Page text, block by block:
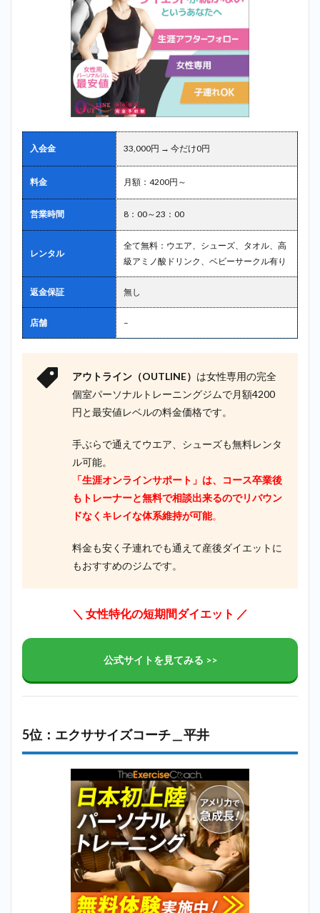
入会金 33,000円 → 今だけ0円
料金 月額：4200円～
営業時間 8：00～23：00
レンタル
全て無料：ウエア、シューズ、タオル、高
級アミノ酸ドリンク、ベビーサークル有り
返金保証 無し
店舗 –
アウトライン（OUTLINE） は女性専用の完全
個室パーソナルトレーニングジムで月額4200
円と最安値レベルの料金価格です。
手ぶらで通えてウエア、シューズも無料レンタ
ル可能。
「生涯オンラインサポート」は、コース卒業後
もトレーナーと無料で相談出来るのでリバウン
ドなくキレイな体系維持が可能。
料金も安く子連れでも通えて産後ダイエットに
もおすすめのジムです。
＼ 女性特化の短期間ダイエット ／
公式サイトを見てみる >>
5位：エクササイズコーチ＿平井